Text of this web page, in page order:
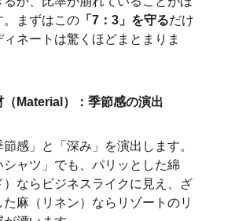
。まずはこの 「7：3」を守るだけ
ィネートは驚くほどまとまりま
（Material）：季節感の演出
感」と「深み」を演出します。
シャツ」でも、パリッとした綿
）ならビジネスライクに見え、ざ
た麻（リネン）ならリゾートのリ